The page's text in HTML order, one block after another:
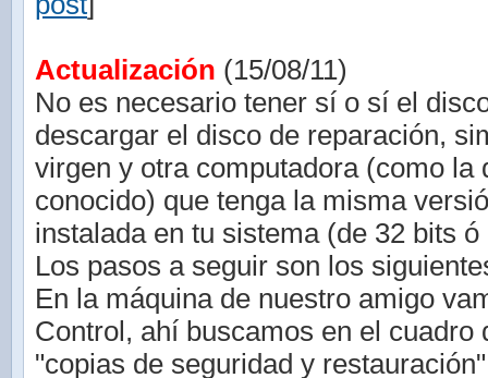
Actualización (15/08/11)
No es necesario tener sí o sí el
descargar el disco de reparación,
virgen y otra computadora (como la
conocido) que tenga la misma
instalada en tu sistema (de 32 bits ó
Los pasos a seguir son los
En la máquina de nuestro amigo
Control, ahí buscamos en el cuadro
"copias de seguridad y